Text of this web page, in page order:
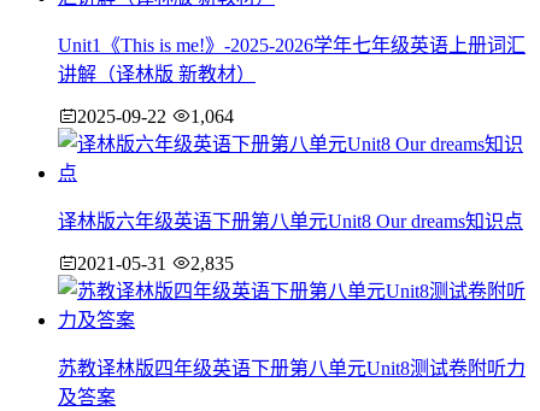
Unit1《This is me!》-2025-2026学年七年级英语上册词汇
讲解（译林版 新教材）
2025-09-22 1,064
译林版六年级英语下册第八单元Unit8 Our dreams知识点
2021-05-31 2,835
苏教译林版四年级英语下册第八单元Unit8测试卷附听力
及答案